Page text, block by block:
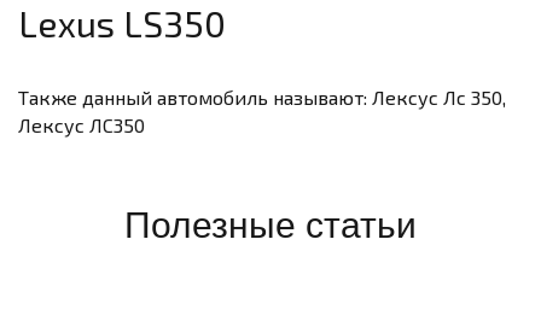
Lexus LS350
Также данный автомобиль называют: Лексус Лс 350,
Лексус ЛС350
Полезные статьи